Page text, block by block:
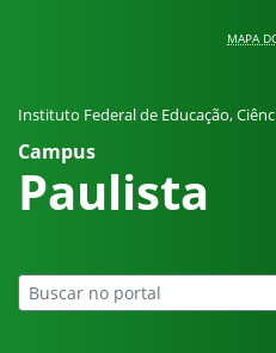
MAPA
Instituto Federal de Educação,
Campus
Paulista